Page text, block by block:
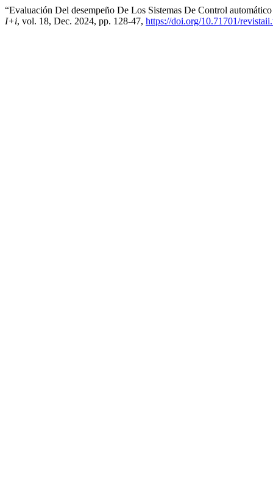
“Evaluación Del desempeño De Los Sistemas De Control
I+i, vol. 18, Dec. 2024, pp. 128-47, https://doi.org/10.71701/